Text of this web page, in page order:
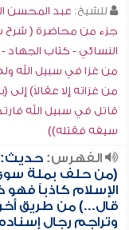
للشيخ: عبد المحسن
جزء من محاضرة ( شرح
النسائي - كتاب الجهاد -
من غزا في سبيل الله
من غزاته إلا عقالاً) إلى
قاتل في سبيل الله
سيفه فقتله))
الفهرس:حديث:
(من حلف بملة
الإسلام كاذباً فهو
قال...) من طريق
وتراجم رجال